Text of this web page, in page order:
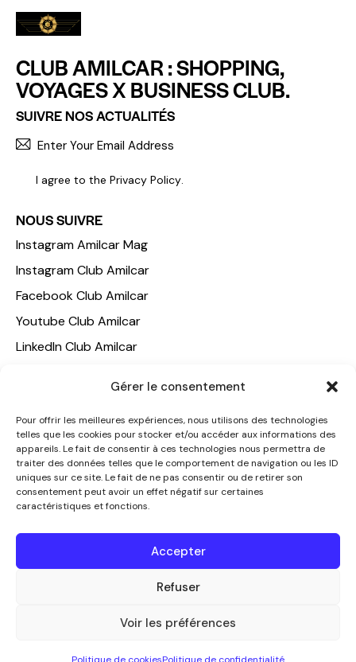
Gérer le consentement
Pour offrir les meilleures expériences, nous utilisons des technologies
telles que les cookies pour stocker et/ou accéder aux informations des
appareils. Le fait de consentir à ces technologies nous permettra de
traiter des données telles que le comportement de navigation ou les ID
uniques sur ce site. Le fait de ne pas consentir ou de retirer son
consentement peut avoir un effet négatif sur certaines
caractéristiques et fonctions.
Accepter
Refuser
Voir les préférences
CLUB AMILCAR : SHOPPING,
VOYAGES X BUSINESS CLUB.
SUIVRE NOS ACTUALITÉS
I agree to the Privacy Policy.
NOUS SUIVRE
Instagram Amilcar Mag
Instagram Club Amilcar
Facebook Club Amilcar
Youtube Club Amilcar
LinkedIn Club Amilcar
NOTRE GROUPE
ACCUEIL
AMILCAR TRAVEL CLUB
CLUB AMILCAR, Club d'affaires international
AGENCE MEDIANE
CONTACT
+33 7 49 60 92 02
CLUB AMILCAR by AMILCAR MAGAZINE GROUP© 2013-